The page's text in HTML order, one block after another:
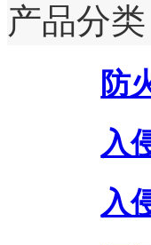
产品分类
防
入
入